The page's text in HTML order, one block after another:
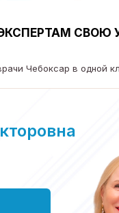
СВОЮ
Чебоксар в одной